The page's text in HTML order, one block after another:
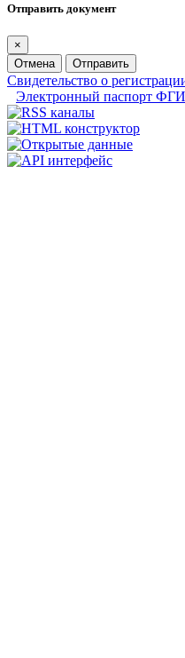
Отправить документ
×
Отмена
Отправить
Свидетельство о
Электронный паспорт